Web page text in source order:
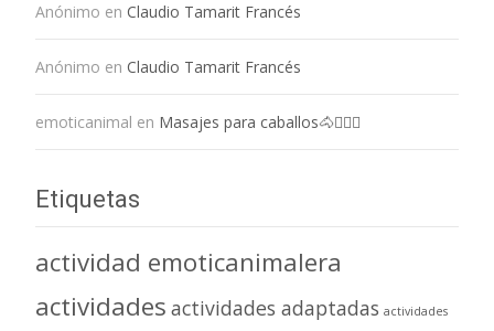
Anónimo en Claudio Tamarit Francés
Anónimo en Claudio Tamarit Francés
emoticanimal en Masajes para caballos🐴💆🏻‍♀️
Etiquetas
actividad emoticanimalera
actividades actividades adaptadas actividades